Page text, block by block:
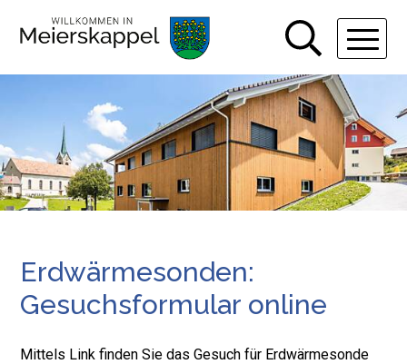
Navigieren in Gemeinde
Schnellnavigation
Erdwärmesonden:
Gesuchsformular online
Mittels Link finden Sie das Gesuch für Erdwärmesonde